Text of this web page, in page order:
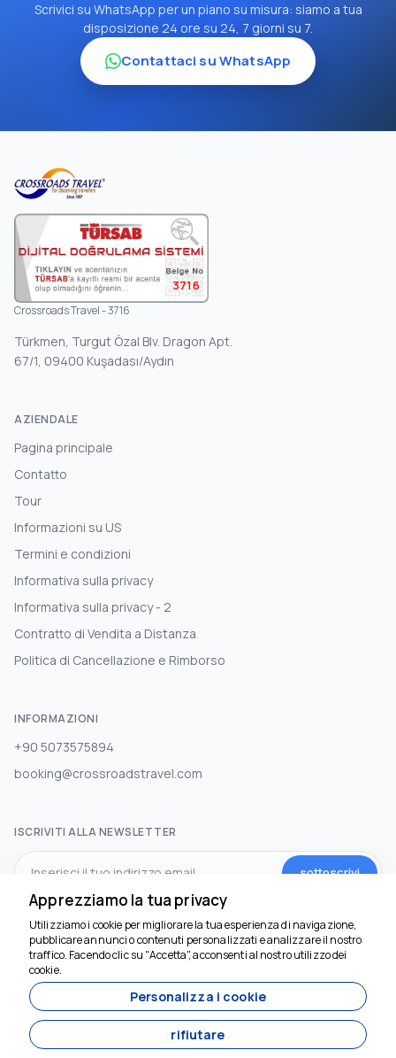
Scrivici su WhatsApp per un piano su misura: siamo a tua
disposizione 24 ore su 24, 7 giorni su 7.
Contattaci su WhatsApp
3716
Crossroads Travel - 3716
Türkmen, Turgut Özal Blv. Dragon Apt.
67/1, 09400 Kuşadası/Aydın
AZIENDALE
Pagina principale
Contatto
Tour
Informazioni su US
Termini e condizioni
Informativa sulla privacy
Informativa sulla privacy - 2
Contratto di Vendita a Distanza
Politica di Cancellazione e Rimborso
INFORMAZIONI
+90 5073575894
booking@crossroadstravel.com
ISCRIVITI ALLA NEWSLETTER
sottoscrivi
SOCIAL MEDIA
Apprezziamo la tua privacy
Utilizziamo i cookie per migliorare la tua esperienza di navigazione,
pubblicare annunci o contenuti personalizzati e analizzare il nostro
traffico. Facendo clic su "Accetta", acconsenti al nostro utilizzo dei
cookie.
Personalizza i cookie
rifiutare